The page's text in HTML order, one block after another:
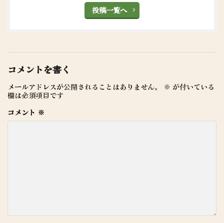
投稿一覧へ
コメントを書く
メールアドレスが公開されることはありません。 ※ が付いている
欄は必須項目です
コメント ※